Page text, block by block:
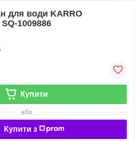
для води KARRO
1009886
Купити
або
Купити з